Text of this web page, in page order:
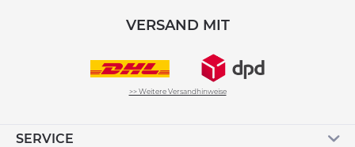
VERSAND MIT
>> Weitere Versandhinweise
SERVICE